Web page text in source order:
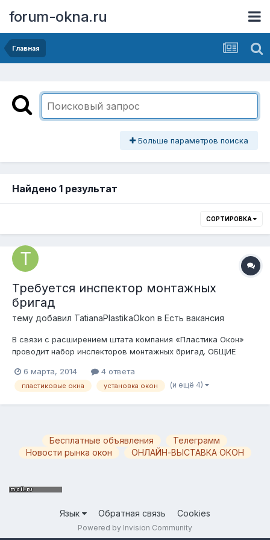
forum-okna.ru
Главная
Больше параметров поиска
Найдено 1 результат
СОРТИРОВКА
Требуется инспектор монтажных
бригад
тему добавил TatianaPlastikaOkon в Есть вакансия
В связи с расширением штата компания «Пластика Окон»
проводит набор инспекторов монтажных бригад. ОБЩИЕ
Образование: средне-специальное. Опыт работы: опыт
работы в отрасли светопрозрачных конструкций; Занятость:
6 марта, 2014 4 ответа
пластиковые окна установка окон (и ещё 4)
Бесплатные объявления
Телеграмм
Новости рынка окон
ОНЛАЙН-ВЫСТАВКА ОКОН
Язык Обратная связь Cookies
Powered by Invision Community